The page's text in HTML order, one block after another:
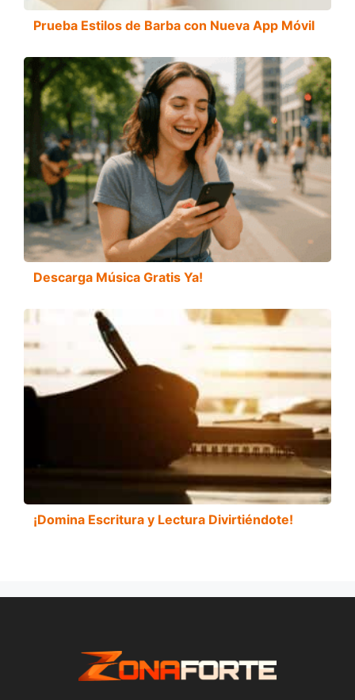
Prueba Estilos de Barba con Nueva App Móvil
Descarga Música Gratis Ya!
¡Domina Escritura y Lectura Divirtiéndote!